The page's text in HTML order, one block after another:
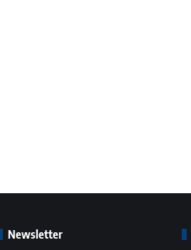
Newsletter